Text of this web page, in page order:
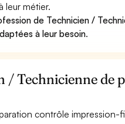
leur métier.
de Technicien /
à leur besoin.
/ Technicienne de
contrôle impression-